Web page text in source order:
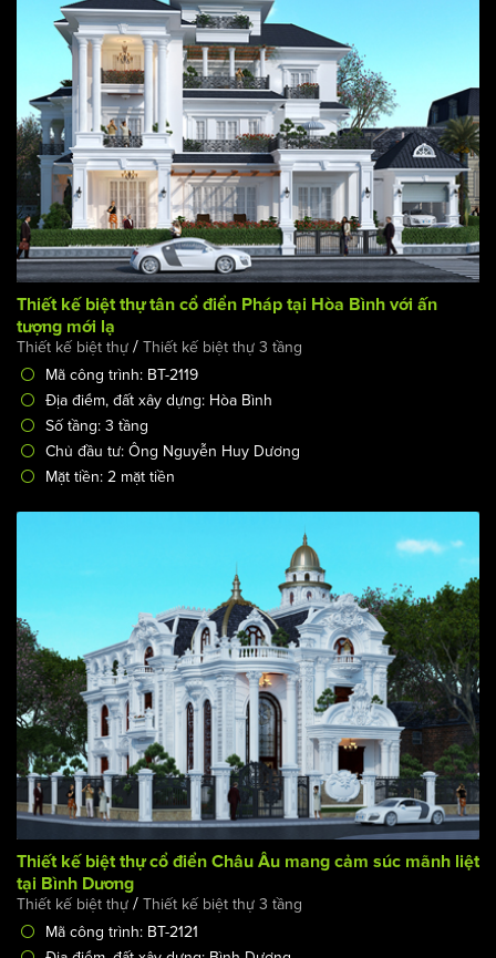
Thiết kế biệt thự tân cổ điển Pháp tại Hòa Bình với ấn
tượng mới lạ
Thiết kế biệt thự / Thiết kế biệt thự 3 tầng
Mã công trình: BT-2119
Địa điểm, đất xây dựng: Hòa Bình
Số tầng: 3 tầng
Chủ đầu tư: Ông Nguyễn Huy Dương
Mặt tiền: 2 mặt tiền
Thiết kế biệt thự cổ điển Châu Âu mang cảm súc mãnh liệt
tại Bình Dương
Thiết kế biệt thự / Thiết kế biệt thự 3 tầng
Mã công trình: BT-2121